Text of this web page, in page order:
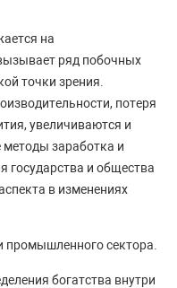
на
ряд побочных
точки зрения.
потеря
увеличиваются и
заработка и
государства и общества
в изменениях
промышленного сектора.
богатства внутри